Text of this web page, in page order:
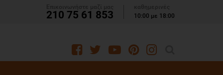
210 75 61 853
10:00 με 18:00